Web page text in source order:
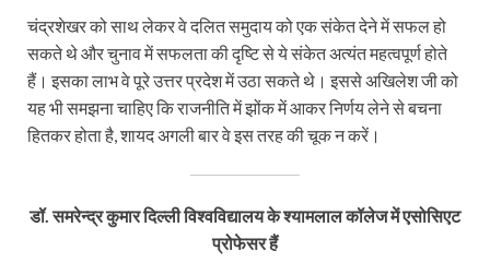
चंद्रशेखर को साथ लेकर वे दलित समुदाय को एक संकेत देने में सफल हो
सकते थे और चुनाव में सफलता की दृष्टि से ये संकेत अत्यंत महत्वपूर्ण होते
हैं। इसका लाभ वे पूरे उत्तर प्रदेश में उठा सकते थे। इससे अखिलेश जी को
यह भी समझना चाहिए कि राजनीति में झोंक में आकर निर्णय लेने से बचना
हितकर होता है, शायद अगली बार वे इस तरह की चूक न करें।
डॉ. समरेन्द्र कुमार दिल्ली विश्वविद्यालय के श्यामलाल कॉलेज में एसोसिएट
प्रोफेसर हैं